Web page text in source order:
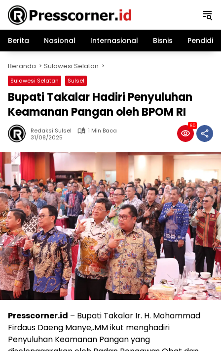
Langsung
konten
Berita
Nasional Internasional Bisnis
Beranda Sulawesi Selatan
Sulawesi Selatan Sulsel
Bupati Takalar Hadiri Penyuluhan
Keamanan Pangan oleh BPOM RI
Redaksi Sulsel
1 Min Baca
31/08/2025
65
Presscorner.id – Bupati Takalar Ir. H. Mohammad
Firdaus Daeng Manye,.MM ikut menghadiri
Penyuluhan Keamanan Pangan yang